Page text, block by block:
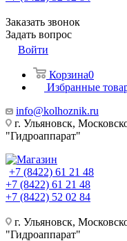
Заказать звонок
Задать вопрос
Войти
Корзина0
Избранные
info@kolhoznik.ru
г. Ульяновск,
"Гидроаппарат"
+7 (8422) 61 21 48
+7 (8422) 61 21 48
+7 (8422) 52 02 84
г. Ульяновск,
"Гидроаппарат"